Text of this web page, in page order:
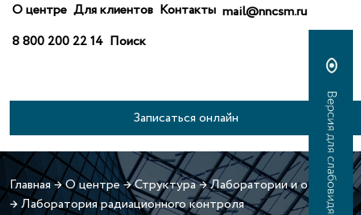
О центре Для клиентов Контакты mail@nncsm.ru
8 800 200 22 14 Поиск
Записаться онлайн
Главная→О центре→Структура→Лаборатории и отделы
→Лаборатория радиационного контроля